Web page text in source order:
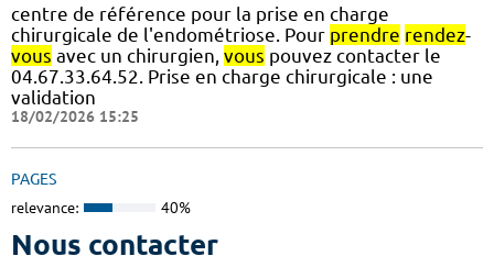
centre de référence pour la prise en charge
chirurgicale de l'endométriose. Pour prendre rendez-
vous avec un chirurgien, vous pouvez contacter le
04.67.33.64.52. Prise en charge chirurgicale : une
validation
18/02/2026 15:25
PAGES
relevance: 40%
Nous contacter